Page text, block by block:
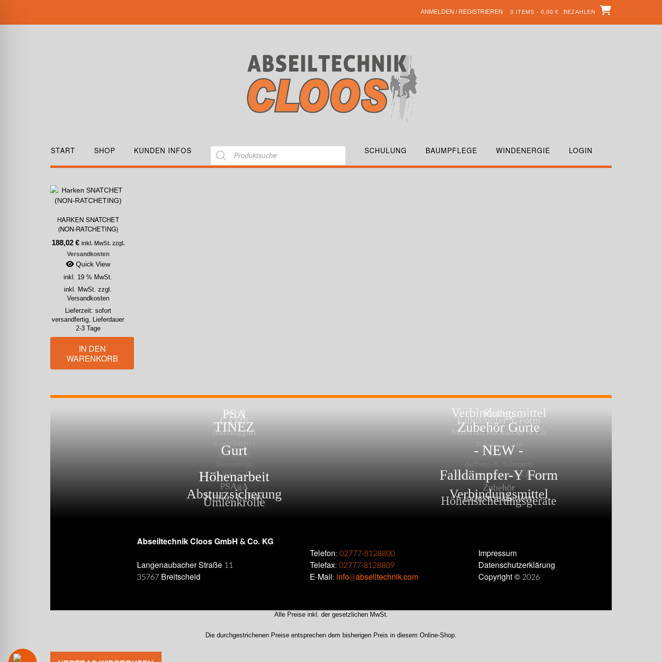
ANMELDEN / REGISTRIEREN 0 ITEMS - 0,00 € BEZAHLEN
START SHOP KUNDEN INFOS SCHULUNG BAUMPFLEGE WINDENERGIE LOGIN
HARKEN SNATCHET
(NON-RATCHETING)
188,02 € inkl. MwSt. zzgl.
Versandkosten
Quick View
inkl. 19 % MwSt.
inkl. MwSt. zzgl.
Versandkosten
Lieferzeit: sofort
versandfertig, Lieferdauer
2-3 Tage
IN DEN
WARENKORB
Abseiltechnik Cloos GmbH & Co. KG
Langenaubacher Straße 11
35767 Breitscheid
Telefon:02777-8128800
Telefax:02777-8128809
E-Mail: info@abseiltechnik.com
Impressum
Datenschutzerklärung
Copyright © 2026
Alle Preise inkl. der gesetzlichen MwSt.
Die durchgestrichenen Preise entsprechen dem bisherigen Preis in diesem Online-Shop.